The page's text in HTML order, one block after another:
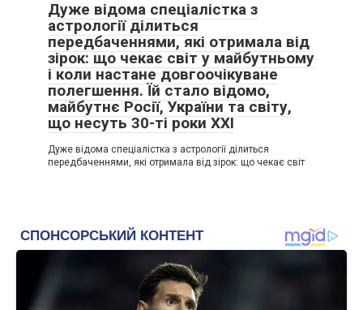
Дуже відома спеціалістка з
астрології ділиться
передбаченнями, які отримала від
зірок: що чекає світ у майбутньому
і коли настане довгоочікуване
полегшення. Їй стало відомо,
майбутнє Росії, України та світу,
що несуть 30-ті роки XXI
Дуже відома спеціалістка з астрології ділиться
передбаченнями, які отримала від зірок: що чекає світ